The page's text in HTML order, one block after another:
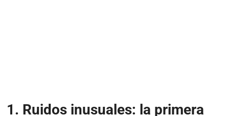
1. Ruidos inusuales: la primera